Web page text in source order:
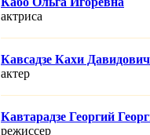
актриса
Кавсадзе Кахи Давидович
актер
Кавтарадзе Георгий
режисcер